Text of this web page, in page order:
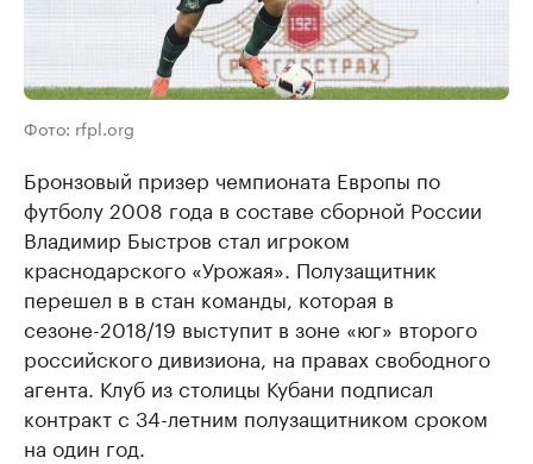
Фото: rfpl.org
Бронзовый призер чемпионата Европы по
футболу 2008 года в составе сборной России
Владимир Быстров стал игроком
краснодарского «Урожая». Полузащитник
перешел в в стан команды, которая в
сезоне-2018/19 выступит в зоне «юг» второго
российского дивизиона, на правах свободного
агента. Клуб из столицы Кубани подписал
контракт с 34-летним полузащитником сроком
на один год.